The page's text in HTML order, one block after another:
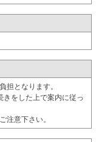
担となります。
きをした上で案内に従っ
注意下さい。